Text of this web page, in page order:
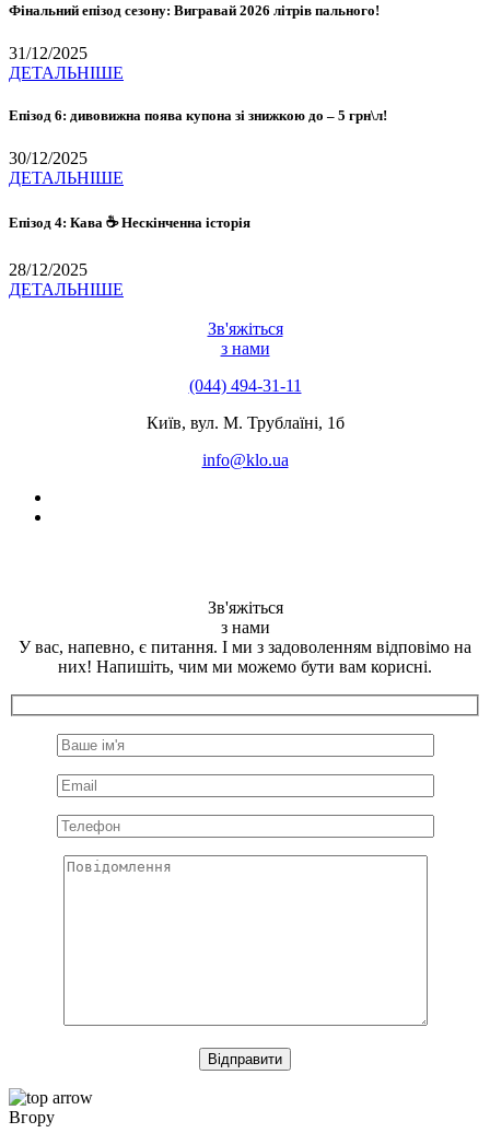
Фінальний епізод сезону: Вигравай 2026 літрів пального!
31/12/2025
ДЕТАЛЬНІШЕ
Епізод 6: дивовижна поява купона зі знижкою до – 5 грн\л!
30/12/2025
ДЕТАЛЬНІШЕ
Епізод 4: Кава ☕ Нескінченна історія
28/12/2025
ДЕТАЛЬНІШЕ
Зв'яжіться
з нами
(044) 494-31-11
Київ, вул. М. Трублаїні, 1б
info@klo.ua
Зв'яжіться
з нами
У вас, напевно, є питання. І ми з задоволенням відповімо на
них! Напишіть, чим ми можемо бути вам корисні.
Відправити
Вгору